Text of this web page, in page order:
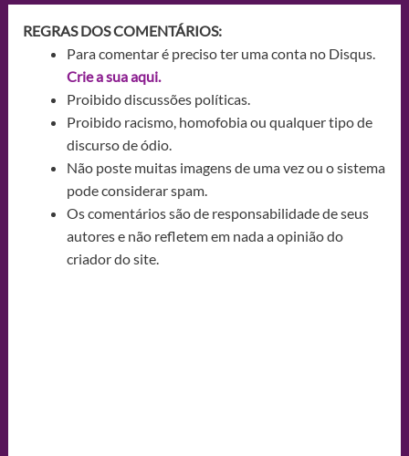
REGRAS DOS COMENTÁRIOS:
Para comentar é preciso ter uma conta no Disqus.
Crie a sua aqui.
Proibido discussões políticas.
Proibido racismo, homofobia ou qualquer tipo de
discurso de ódio.
Não poste muitas imagens de uma vez ou o sistema
pode considerar spam.
Os comentários são de responsabilidade de seus
autores e não refletem em nada a opinião do
criador do site.